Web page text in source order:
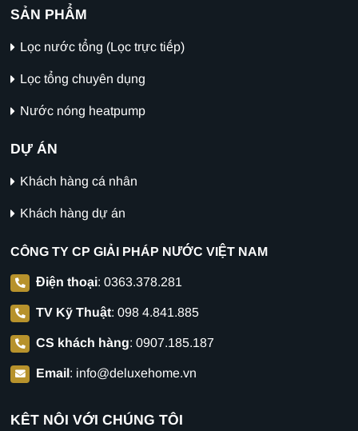
CÔNG TY CP GIẢI PHÁP NƯỚC VIỆT NAM
Điện thoại: 0363.378.281
TV Kỹ Thuật: 098 4.841.885
CS khách hàng: 0907.185.187
Email: info@deluxehome.vn
SẢN PHẨM
Lọc nước tổng (Lọc trực tiếp)
Lọc tổng chuyên dụng
Nước nóng heatpump
DỰ ÁN
Khách hàng cá nhân
Khách hàng dự án
KẾT NỐI VỚI CHÚNG TÔI